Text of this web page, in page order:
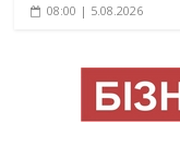
08:00 | 5.08.2026